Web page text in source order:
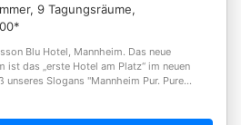
9 Tagungsräume,
Blu Hotel, Mannheim. Das neue
ist das „erste Hotel am Platz“ im neuen
Slogans "Mannheim Pur. Pure...